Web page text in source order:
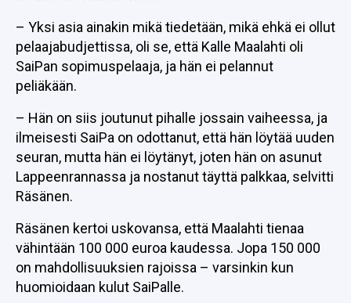
– Yksi asia ainakin mikä tiedetään, mikä ehkä ei ollut
pelaajabudjettissa, oli se, että Kalle Maalahti oli
SaiPan sopimuspelaaja, ja hän ei pelannut
peliäkään.
– Hän on siis joutunut pihalle jossain vaiheessa, ja
ilmeisesti SaiPa on odottanut, että hän löytää uuden
seuran, mutta hän ei löytänyt, joten hän on asunut
Lappeenrannassa ja nostanut täyttä palkkaa, selvitti
Räsänen.
Räsänen kertoi uskovansa, että Maalahti tienaa
vähintään 100 000 euroa kaudessa. Jopa 150 000
on mahdollisuuksien rajoissa – varsinkin kun
huomioidaan kulut SaiPalle.